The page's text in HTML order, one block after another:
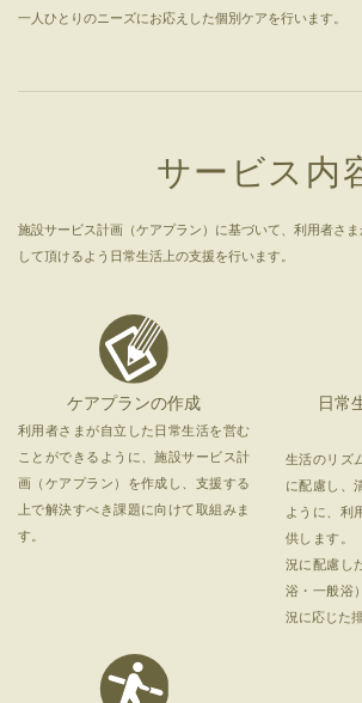
一人ひとりのニーズにお応えした個別ケアを行います。
サービス内
施設サービス計画（ケアプラン）に基づいて、利用者さ
して頂けるよう日常生活上の支援を行います。
ケアプランの作成
利用者さまが自立した日常生活を営む
ことができるように、施設サービス計
画（ケアプラン）を作成し、支援する
上で解決すべき課題に向けて取組みま
す。
日常
生活のリズ
に配慮し、
ように、利
供します。
況に配慮し
浴・一般浴
況に応じた